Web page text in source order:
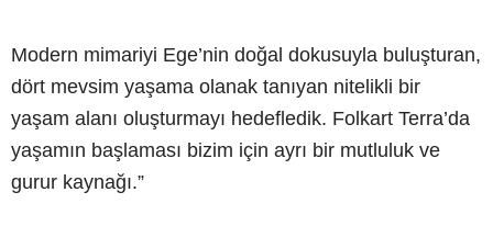
Modern mimariyi Ege’nin doğal dokusuyla buluşturan,
dört mevsim yaşama olanak tanıyan nitelikli bir
yaşam alanı oluşturmayı hedefledik. Folkart Terra’da
yaşamın başlaması bizim için ayrı bir mutluluk ve
gurur kaynağı.”